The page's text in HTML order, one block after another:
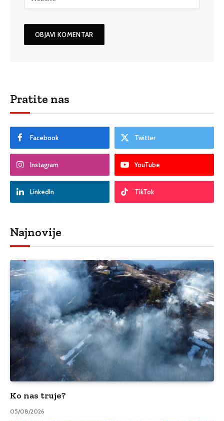
Pratite nas
Facebook Twitter
Instagram YouTube
LinkedIn TikTok
Najnovije
Ko nas truje?
05/08/2026